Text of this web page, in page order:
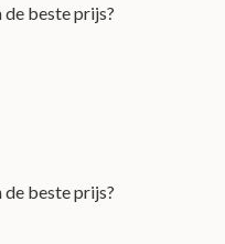
beste prijs?
beste prijs?